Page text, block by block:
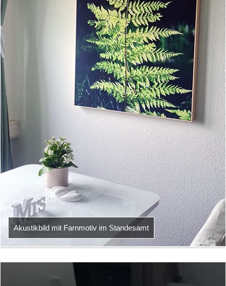
Akustikbild mit Farnmotiv im Standesamt